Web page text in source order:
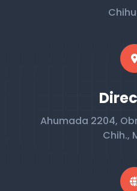
Ahumada 2204,
Chih.,